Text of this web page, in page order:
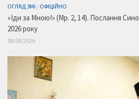
ОГЛЯД ЗМІ / ОФІЦІЙНО
«Іди за Мною!» (Мр. 2, 14). Послання
2026 року
08/08/2026